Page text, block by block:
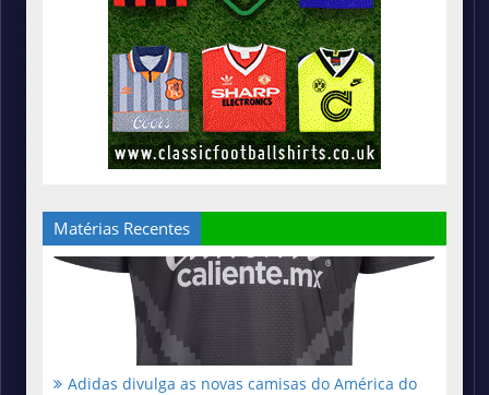
Matérias Recentes
Adidas divulga as novas camisas do América do